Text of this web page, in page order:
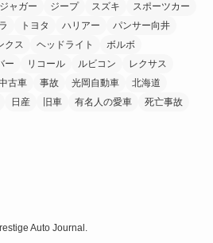
ジャガー ジープ スズキ
スポーツカー
トヨタ ハリアー
パンサー向井
クス ヘッドライト
ボルボ
ー リコール ルビコン
レクサス
古車 事故 光岡自動車
北海道
日産 旧車 有名人の愛車
死亡事故
Auto Journal.